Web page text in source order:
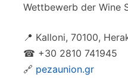
Wettbewerb der Wine
📍 Kalloni, 70100,
☎ +30 2810 741945
🔗 pezaunion.gr